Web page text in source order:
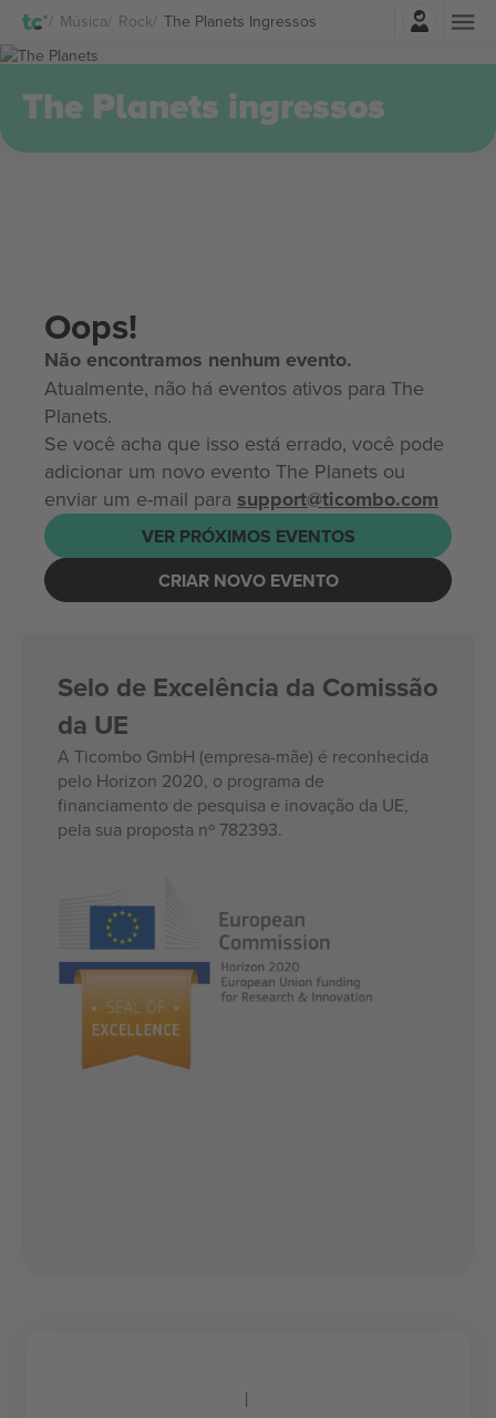
Música Rock The Planets Ingressos
Entrar
The Planets ingressos
Oops!
Não encontramos nenhum evento.
Atualmente, não há eventos ativos para The
Planets.
Se você acha que isso está errado, você pode
adicionar um novo evento The Planets ou
enviar um e-mail para support@ticombo.com
VER PRÓXIMOS EVENTOS
CRIAR NOVO EVENTO
Selo de Excelência da Comissão
da UE
A Ticombo GmbH (empresa-mãe) é reconhecida
pelo Horizon 2020, o programa de
financiamento de pesquisa e inovação da UE,
pela sua proposta nº 782393.